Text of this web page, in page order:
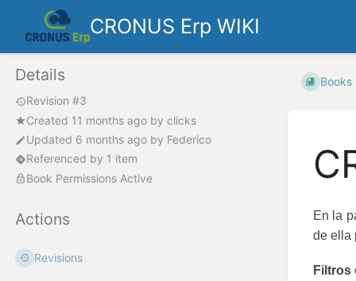
CRONUS Erp WIKI
Details
Revision #3
Created 11 months ago by clicks
Updated 6 months ago by Federico
Referenced by 1 item
Book Permissions Active
Actions
Revisions
Books
En la
de ella
Filtros